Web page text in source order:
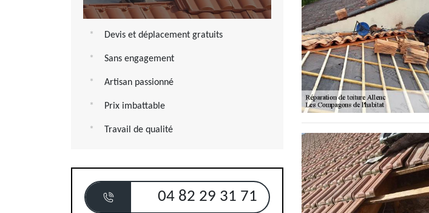
Devis et déplacement gratuits
Sans engagement
Artisan passionné
Prix imbattable
Travail de qualité
04 82 29 31 71